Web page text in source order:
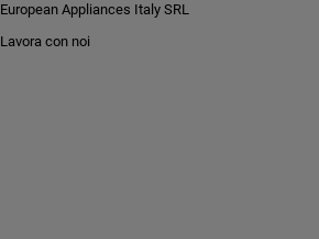
European Appliances Italy SRL
Lavora con noi